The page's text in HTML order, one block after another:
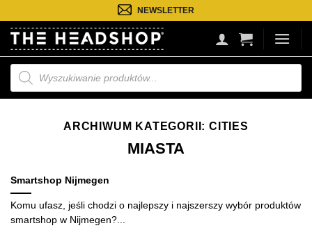
do
treści
NEWSLETTER
Wyszukiwarka
produktów
ARCHIWUM KATEGORII:CITIES
MIASTA
Smartshop Nijmegen
Komu ufasz, jeśli chodzi o najlepszy i najszerszy wybór produktów
smartshop w Nijmegen?...